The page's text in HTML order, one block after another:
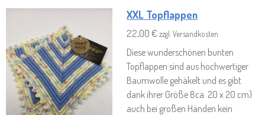
XXL Topflappen
22,00 € zzgl. Versandkosten
Diese wunderschönen bunten
Topflappen sind aus hochwertiger
Baumwolle gehäkelt und es gibt
dank ihrer Größe 8ca. 20 x 20 cm)
auch bei großen Händen kein